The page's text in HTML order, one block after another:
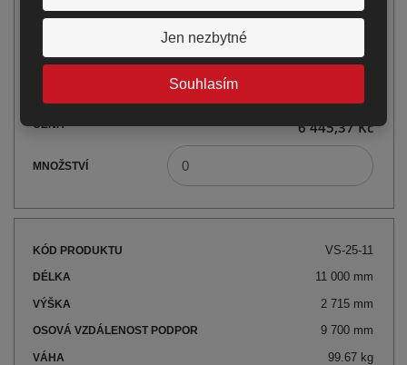
Jen nezbytné
Souhlasím
2 482 mm
88.92 kg
6 445,37 Kč
VS-25-11
11 000 mm
2 715 mm
9 700 mm
99.67 kg